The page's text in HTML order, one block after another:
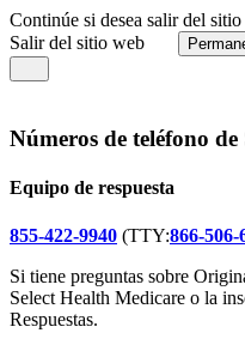
Continúe si desea salir del
Salir del sitio web
Números de teléfono
Equipo de respuesta
855-422-9940 (TTY:866-506-
Si tiene preguntas sobre
Select Health Medicare o la
Respuestas.